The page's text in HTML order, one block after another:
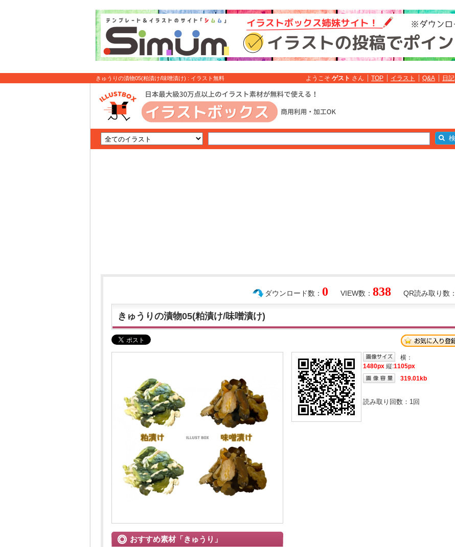
きゅうりの漬物05(粕漬け/味噌漬け) : イラスト無料 ようこそ ゲスト さん TOP イラスト Q&A 日記
QR読み取り数：
VIEW数： 838
ダウンロード数： 0
きゅうりの漬物05(粕漬け/味噌漬け)
おすすめ素材「きゅうり」
横：
1480px 縦:1105px
319.01kb
読み取り回数： 1回